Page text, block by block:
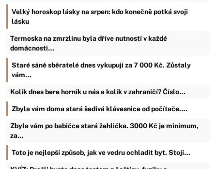
Velký horoskop lásky na srpen: kdo konečně potká svoji
lásku
Termoska na zmrzlinu byla dříve nutností v každé
domácnosti…
Staré sáně sběratelé dnes vykupují za 7 000 Kč. Zůstaly
vám…
Kolik dnes bere horník u nás a kolik v zahraničí? Číslo…
Zbyla vám doma stará šedivá klávesnice od počítače.…
Zbyla vám po babičce stará žehlička. 3000 Kč je minimum,
za…
Toto je nejlepší způsob, jak ve vedru ochladit byt. Stojí…